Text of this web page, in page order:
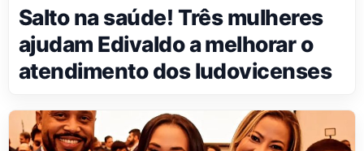
Salto na saúde! Três mulheres
ajudam Edivaldo a melhorar o
atendimento dos ludovicenses